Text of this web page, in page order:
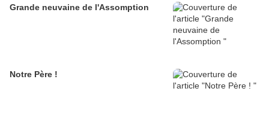
Grande neuvaine de l'Assomption
Notre Père !